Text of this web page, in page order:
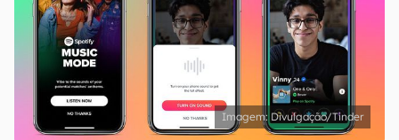
Divulgação/Tinder